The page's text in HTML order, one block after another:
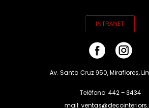
INTRANET
Av. Santa Cruz 950, Miraflores,
Teléfono: 442 – 3434
mail: